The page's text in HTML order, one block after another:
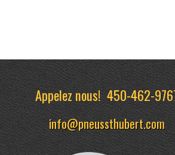
Appelez nous!450-462-
info@pneussthubert.com